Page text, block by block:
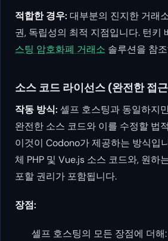
적합한 경우: 대부분의 진지한 거래
권, 독립성의 최적 지점입니다. 턴키
스팅 암호화폐 거래소 솔루션을 참
소스 코드 라이선스 (완전한 접
작동 방식: 셀프 호스팅과 동일하지
완전한 소스 코드와 이를 수정할 법
이것이 Codono가 제공하는 방식입
체 PHP 및 Vue.js 소스 코드와, 원하
포할 권리가 포함됩니다.
장점:
셀프 호스팅의 모든 장점에 더해: